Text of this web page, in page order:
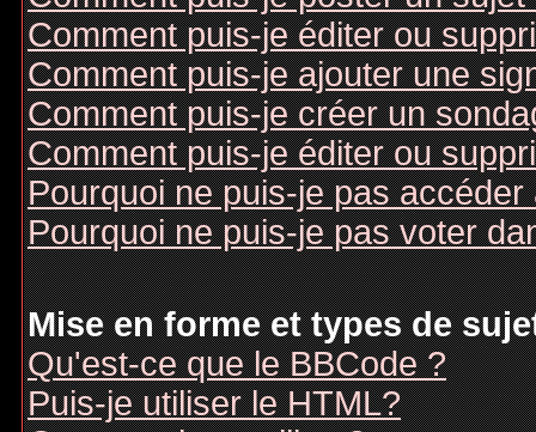
Comment puis-je éditer ou
Comment puis-je ajouter une
Comment puis-je créer un
Comment puis-je éditer ou
Pourquoi ne puis-je pas accéder
Pourquoi ne puis-je pas voter
Mise en forme et types de
Qu'est-ce que le BBCode ?
Puis-je utiliser le HTML?